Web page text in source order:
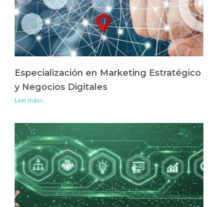
Especialización en Marketing Estratégico
y Negocios Digitales
Leer más»